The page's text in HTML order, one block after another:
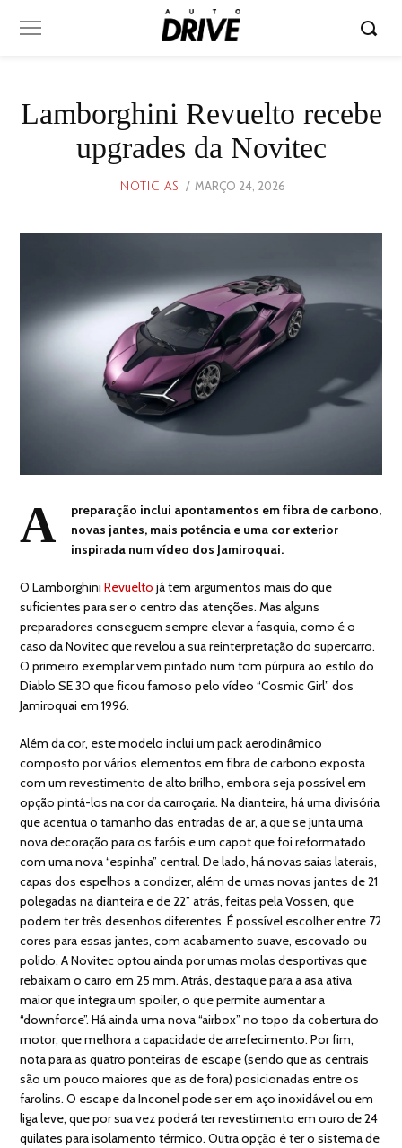
Lamborghini Revuelto recebe
upgrades da Novitec
NOTICIAS
POSTED
MARÇO 24, 2026
A
preparação inclui apontamentos em fibra de carbono,
novas jantes, mais potência e uma cor exterior
inspirada num vídeo dos Jamiroquai.
O LamborghiniRevuelto já tem argumentos mais do que
suficientes para ser o centro das atenções. Mas alguns
preparadores conseguem sempre elevar a fasquia, como é o
caso da Novitec que revelou a sua reinterpretação do supercarro.
O primeiro exemplar vem pintado num tom púrpura ao estilo do
Diablo SE 30 que ficou famoso pelo vídeo “Cosmic Girl” dos
Jamiroquai em 1996.
Além da cor, este modelo inclui um pack aerodinâmico
composto por vários elementos em fibra de carbono exposta
com um revestimento de alto brilho, embora seja possível em
opção pintá-los na cor da carroçaria. Na dianteira, há uma divisória
que acentua o tamanho das entradas de ar, a que se junta uma
nova decoração para os faróis e um capot que foi reformatado
com uma nova “espinha” central. De lado, há novas saias laterais,
capas dos espelhos a condizer, além de umas novas jantes de 21
polegadas na dianteira e de 22” atrás, feitas pela Vossen, que
podem ter três desenhos diferentes. É possível escolher entre 72
cores para essas jantes, com acabamento suave, escovado ou
polido. A Novitec optou ainda por umas molas desportivas que
rebaixam o carro em 25 mm. Atrás, destaque para a asa ativa
maior que integra um spoiler, o que permite aumentar a
“downforce”. Há ainda uma nova “airbox” no topo da cobertura do
motor, que melhora a capacidade de arrefecimento. Por fim,
nota para as quatro ponteiras de escape (sendo que as centrais
são um pouco maiores que as de fora) posicionadas entre os
farolins. O escape da Inconel pode ser em aço inoxidável ou em
liga leve, que por sua vez poderá ter revestimento em ouro de 24
quilates para isolamento térmico. Outra opção é ter o sistema de